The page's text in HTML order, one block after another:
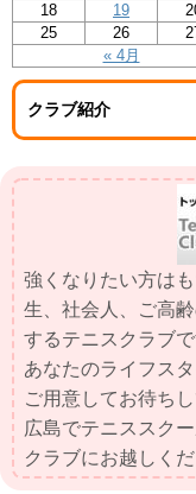
« 4月
18
19
25
26
クラブ紹介
強くなりたい方は
生、社会人、ご高
するテニスクラブで
あなたのライフス
ご用意してお待ちし
広島でテニススク
クラブにお越しくだ